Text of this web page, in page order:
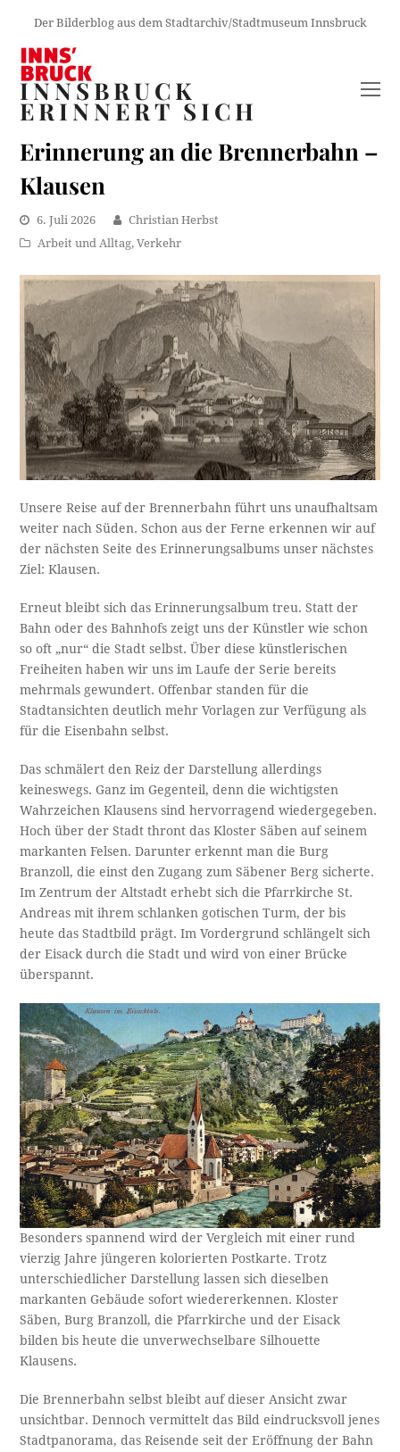
Der Bilderblog aus dem Stadtarchiv/Stadtmuseum Innsbruck
INNSBRUCK
ERINNERT SICH
Erinnerung an die Brennerbahn –
Klausen
6. Juli 2026
Christian Herbst
Arbeit und Alltag,Verkehr
Unsere Reise auf der Brennerbahn führt uns unaufhaltsam
weiter nach Süden. Schon aus der Ferne erkennen wir auf
der nächsten Seite des Erinnerungsalbums unser nächstes
Ziel: Klausen.
Erneut bleibt sich das Erinnerungsalbum treu. Statt der
Bahn oder des Bahnhofs zeigt uns der Künstler wie schon
so oft „nur“ die Stadt selbst. Über diese künstlerischen
Freiheiten haben wir uns im Laufe der Serie bereits
mehrmals gewundert. Offenbar standen für die
Stadtansichten deutlich mehr Vorlagen zur Verfügung als
für die Eisenbahn selbst.
Das schmälert den Reiz der Darstellung allerdings
keineswegs. Ganz im Gegenteil, denn die wichtigsten
Wahrzeichen Klausens sind hervorragend wiedergegeben.
Hoch über der Stadt thront das Kloster Säben auf seinem
markanten Felsen. Darunter erkennt man die Burg
Branzoll, die einst den Zugang zum Säbener Berg sicherte.
Im Zentrum der Altstadt erhebt sich die Pfarrkirche St.
Andreas mit ihrem schlanken gotischen Turm, der bis
heute das Stadtbild prägt. Im Vordergrund schlängelt sich
der Eisack durch die Stadt und wird von einer Brücke
überspannt.
Besonders spannend wird der Vergleich mit einer rund
vierzig Jahre jüngeren kolorierten Postkarte. Trotz
unterschiedlicher Darstellung lassen sich dieselben
markanten Gebäude sofort wiedererkennen. Kloster
Säben, Burg Branzoll, die Pfarrkirche und der Eisack
bilden bis heute die unverwechselbare Silhouette
Klausens.
Die Brennerbahn selbst bleibt auf dieser Ansicht zwar
unsichtbar. Dennoch vermittelt das Bild eindrucksvoll jenes
Stadtpanorama, das Reisende seit der Eröffnung der Bahn